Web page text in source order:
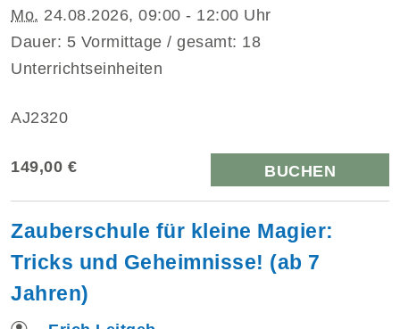
Mo. 24.08.2026, 09:00 - 12:00 Uhr
Dauer: 5 Vormittage / gesamt: 18
Unterrichtseinheiten
AJ2320
149,00 € BUCHEN
Zauberschule für kleine Magier:
Tricks und Geheimnisse! (ab 7
Jahren)